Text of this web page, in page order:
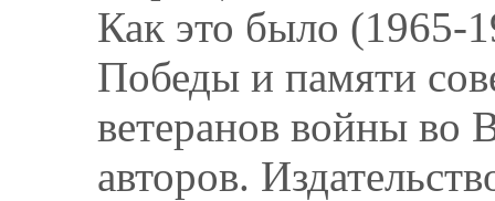
Как это было (1965-
Победы и памяти
ветеранов войны во
авторов.